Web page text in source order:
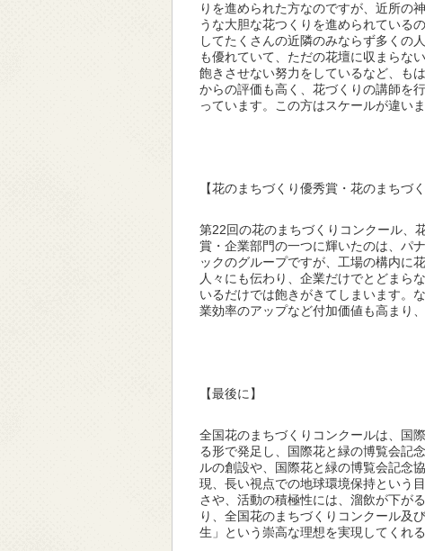
りを進められた方なのですが、近所の
うな大胆な花つくりを進められている
してたくさんの近隣のみならず多くの
も優れていて、ただの花壇に収まらな
飽きさせない努力をしているなど、も
からの評価も高く、花づくりの講師を
っています。この方はスケールが違い
【花のまちづくり優秀賞・花のまちづ
第22回の花のまちづくりコンクール、
賞・企業部門の一つに輝いたのは、パ
ックのグループですが、工場の構内に
人々にも伝わり、企業だけでとどまら
いるだけでは飽きがきてしまいます。
業効率のアップなど付加価値も高まり
【最後に】
全国花のまちづくりコンクールは、国
る形で発足し、国際花と緑の博覧会記
ルの創設や、国際花と緑の博覧会記念
現、長い視点での地球環境保持という
さや、活動の積極性には、溜飲が下が
り、全国花のまちづくりコンクール及
生」という崇高な理想を実現してくれる